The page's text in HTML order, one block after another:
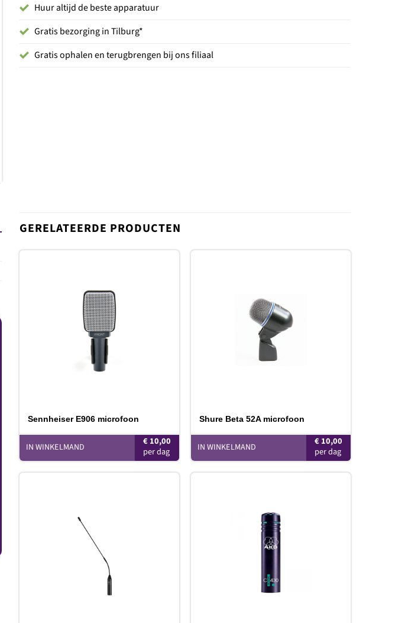
Huur altijd de beste apparatuur
Gratis bezorging in Tilburg*
Gratis ophalen en terugbrengen bij ons filiaal
GERELATEERDE PRODUCTEN
Sennheiser E906 microfoon
€10,00
IN WINKELMAND
Shure Beta 52A microfoon
€10,00
IN WINKELMAND